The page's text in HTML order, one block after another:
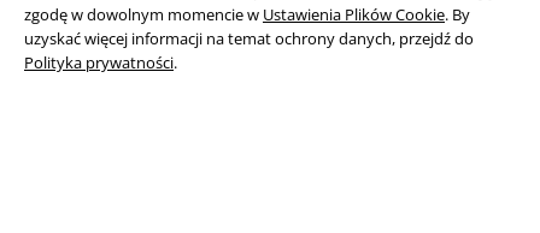
zgodę w dowolnym momencie w Ustawienia Plików Cookie. By
uzyskać więcej informacji na temat ochrony danych, przejdź do
Polityka prywatności.
Zestaw bokserek
Tanie spodnie dresowe
Kurtka bomberka